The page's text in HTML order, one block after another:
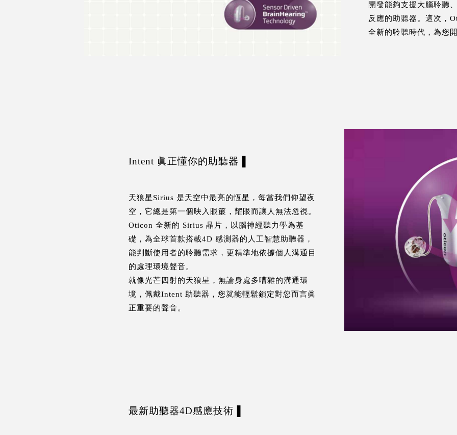
開發能夠支援大腦聆聽
反應的助聽器。這次，
全新的聆聽時代，為您
Intent 眞正懂你的助聽器▐
天狼星Sirius 是天空中最亮的恆星，每當我們仰望夜
空，它總是第一個映入眼簾，耀眼而讓人無法忽視。
Oticon 全新的 Sirius 晶片，以腦神經聽力學為基
礎，為全球首款搭載4D 感測器的人工智慧助聽器，
能判斷使用者的聆聽需求，更精準地依據個人溝通目
的處理環境聲音。
就像光芒四射的天狼星，無論身處多嘈雜的溝通環
境，佩戴Intent 助聽器，您就能輕鬆鎖定對您而言眞
正重要的聲音。
最新助聽器4D感應技術▐